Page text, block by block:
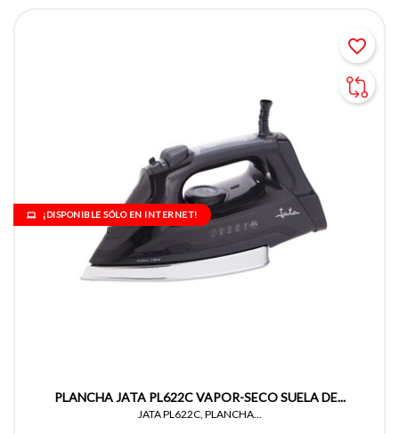
PLANCHA JATA PL622C VAPOR-SECO SUELA DE...
JATA PL622C, PLANCHA...
¡DISPONIBLE SÓLO EN INTERNET!
favorite_border